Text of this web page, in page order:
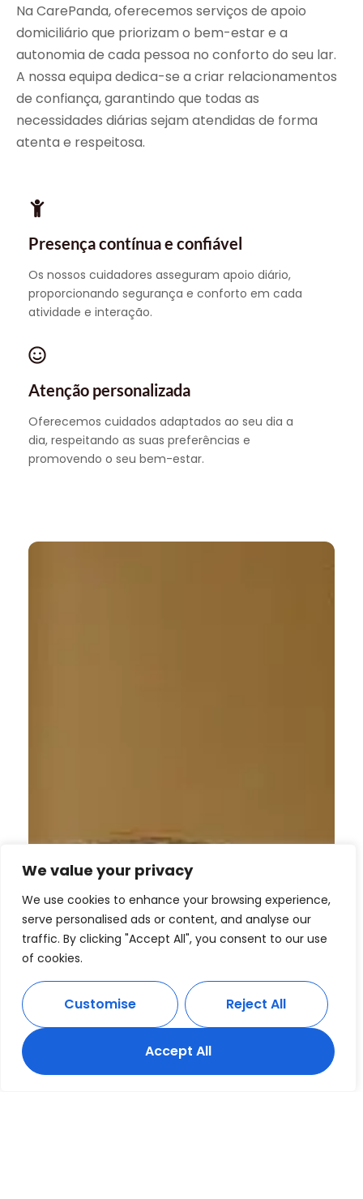
We value your privacy
We use cookies to enhance your browsing experience,
serve personalised ads or content, and analyse our
traffic. By clicking "Accept All", you consent to our use
of cookies.
Customise Reject All
Accept All
Na CarePanda, oferecemos serviços de apoio
domiciliário que priorizam o bem-estar e a
autonomia de cada pessoa no conforto do seu lar.
A nossa equipa dedica-se a criar relacionamentos
de confiança, garantindo que todas as
necessidades diárias sejam atendidas de forma
atenta e respeitosa.
Presença contínua e confiável
Os nossos cuidadores asseguram apoio diário,
proporcionando segurança e conforto em cada
atividade e interação.
Atenção personalizada
Oferecemos cuidados adaptados ao seu dia a
dia, respeitando as suas preferências e
promovendo o seu bem-estar.